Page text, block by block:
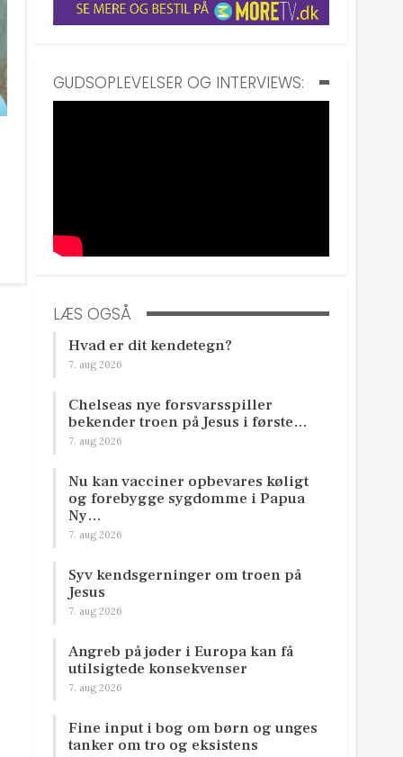
GUDSOPLEVELSER OG INTERVIEWS:
LÆS OGSÅ
Hvad er dit kendetegn?
7. aug 2026
Chelseas nye forsvarsspiller
bekender troen på Jesus i første…
7. aug 2026
Nu kan vacciner opbevares køligt
og forebygge sygdomme i Papua
Ny…
7. aug 2026
Syv kendsgerninger om troen på
Jesus
7. aug 2026
Angreb på jøder i Europa kan få
utilsigtede konsekvenser
7. aug 2026
Fine input i bog om børn og unges
tanker om tro og eksistens